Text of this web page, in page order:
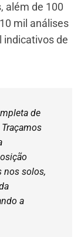
além de 100
mil análises
indicativos de
de
nos solos,
a